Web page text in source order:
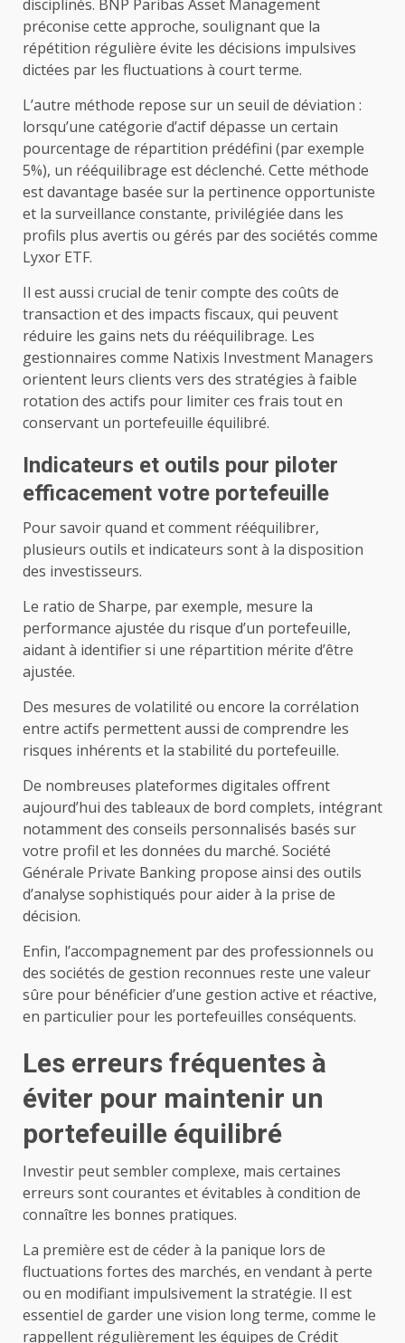
disciplinés. BNP Paribas Asset Management
préconise cette approche, soulignant que la
répétition régulière évite les décisions impulsives
dictées par les fluctuations à court terme.
L’autre méthode repose sur un seuil de déviation :
lorsqu’une catégorie d’actif dépasse un certain
pourcentage de répartition prédéfini (par exemple
5%), un rééquilibrage est déclenché. Cette méthode
est davantage basée sur la pertinence opportuniste
et la surveillance constante, privilégiée dans les
profils plus avertis ou gérés par des sociétés comme
Lyxor ETF.
Il est aussi crucial de tenir compte des coûts de
transaction et des impacts fiscaux, qui peuvent
réduire les gains nets du rééquilibrage. Les
gestionnaires comme Natixis Investment Managers
orientent leurs clients vers des stratégies à faible
rotation des actifs pour limiter ces frais tout en
conservant un portefeuille équilibré.
Indicateurs et outils pour piloter
efficacement votre portefeuille
Pour savoir quand et comment rééquilibrer,
plusieurs outils et indicateurs sont à la disposition
des investisseurs.
Le ratio de Sharpe, par exemple, mesure la
performance ajustée du risque d’un portefeuille,
aidant à identifier si une répartition mérite d’être
ajustée.
Des mesures de volatilité ou encore la corrélation
entre actifs permettent aussi de comprendre les
risques inhérents et la stabilité du portefeuille.
De nombreuses plateformes digitales offrent
aujourd’hui des tableaux de bord complets, intégrant
notamment des conseils personnalisés basés sur
votre profil et les données du marché. Société
Générale Private Banking propose ainsi des outils
d’analyse sophistiqués pour aider à la prise de
décision.
Enfin, l’accompagnement par des professionnels ou
des sociétés de gestion reconnues reste une valeur
sûre pour bénéficier d’une gestion active et réactive,
en particulier pour les portefeuilles conséquents.
Les erreurs fréquentes à
éviter pour maintenir un
portefeuille équilibré
Investir peut sembler complexe, mais certaines
erreurs sont courantes et évitables à condition de
connaître les bonnes pratiques.
La première est de céder à la panique lors de
fluctuations fortes des marchés, en vendant à perte
ou en modifiant impulsivement la stratégie. Il est
essentiel de garder une vision long terme, comme le
rappellent régulièrement les équipes de Crédit